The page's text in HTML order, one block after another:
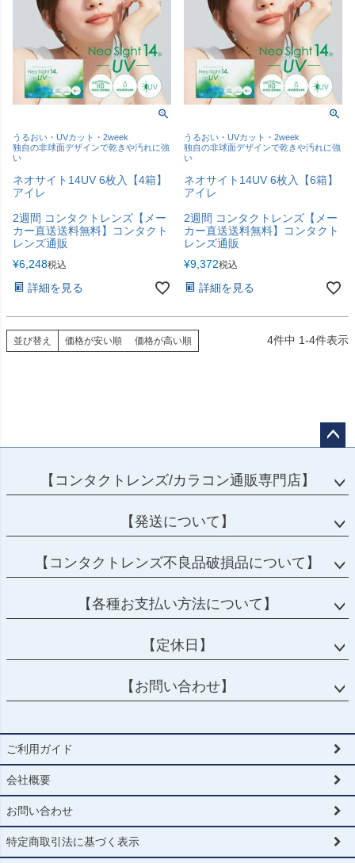
うるおい・UVカット・2week
独自の非球面デザインで乾きや汚れに強
い
ネオサイト14UV 6枚入【4箱】
アイレ
2週間 コンタクトレンズ【メー
カー直送送料無料】コンタクト
レンズ通販
¥6,248税込
詳細を見る
うるおい・UVカット・2week
独自の非球面デザインで乾きや汚れに強
い
ネオサイト14UV 6枚入【6箱】
アイレ
2週間 コンタクトレンズ【メー
カー直送送料無料】コンタクト
レンズ通販
¥9,372税込
詳細を見る
並び替え 価格が安い順 価格が高い順 4件中 1-4件表示
ップ
【コンタクトレンズ/カラコン通販専門店】
【発送について】
【コンタクトレンズ不良品破損品について】
【各種お支払い方法について】
【定休日】
【お問い合わせ】
ご利用ガイド
会社概要
お問い合わせ
特定商取引法に基づく表示